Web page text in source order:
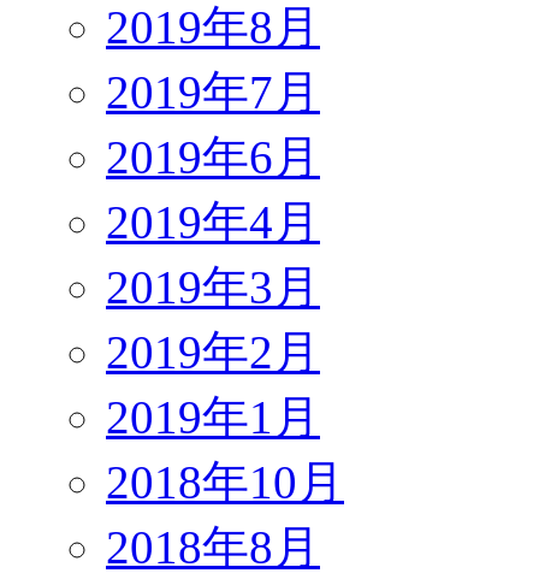
2019年8月
2019年7月
2019年6月
2019年4月
2019年3月
2019年2月
2019年1月
2018年10月
2018年8月